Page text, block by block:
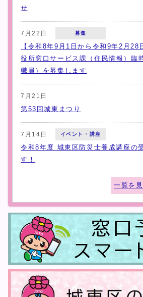
せ
7月22日 募集
【令和8年9月1日から令和9年2月28
役所窓口サービス課（住民情報）臨
職員）を募集します
7月21日
第53回城東まつり
7月14日 イベント・講座
令和8年度 城東区防災士養成講座の
す！
一覧を
城東区からのお知らせ